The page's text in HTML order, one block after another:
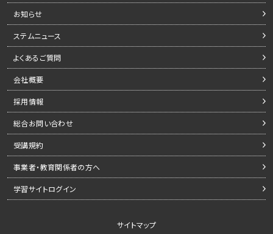
お知らせ
ステムニュース
よくあるご質問
会社概要
採用情報
総合お問い合わせ
受講規約
事業者・教育関係者の方へ
学習サイトログイン
サイトマップ